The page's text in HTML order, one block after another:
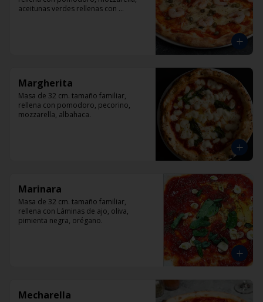
aceitunas verdes rellenas con
Margherita
Masa de 32 cm. tamaño familiar,
rellena con pomodoro, pecorino,
mozzarella, albahaca.
Marinara
Masa de 32 cm. tamaño familiar,
rellena con Láminas de ajo, oliva,
pimienta negra, orégano.
Mecharella